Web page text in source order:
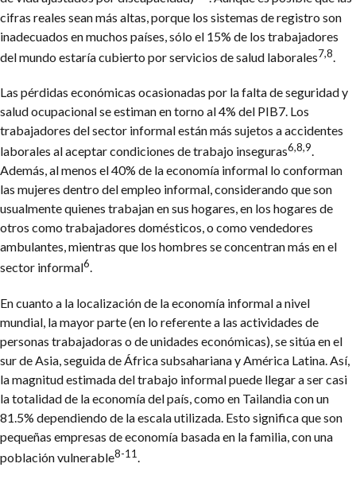
cifras reales sean más altas, porque los sistemas de registro son
inadecuados en muchos países, sólo el 15% de los trabajadores
del mundo estaría cubierto por servicios de salud laborales7,8.
Las pérdidas económicas ocasionadas por la falta de seguridad y
salud ocupacional se estiman en torno al 4% del PIB7. Los
trabajadores del sector informal están más sujetos a accidentes
laborales al aceptar condiciones de trabajo inseguras6,8,9.
Además, al menos el 40% de la economía informal lo conforman
las mujeres dentro del empleo informal, considerando que son
usualmente quienes trabajan en sus hogares, en los hogares de
otros como trabajadores domésticos, o como vendedores
ambulantes, mientras que los hombres se concentran más en el
sector informal6.
En cuanto a la localización de la economía informal a nivel
mundial, la mayor parte (en lo referente a las actividades de
personas trabajadoras o de unidades económicas), se sitúa en el
sur de Asia, seguida de África subsahariana y América Latina. Así,
la magnitud estimada del trabajo informal puede llegar a ser casi
la totalidad de la economía del país, como en Tailandia con un
81.5% dependiendo de la escala utilizada. Esto significa que son
pequeñas empresas de economía basada en la familia, con una
población vulnerable8-11.